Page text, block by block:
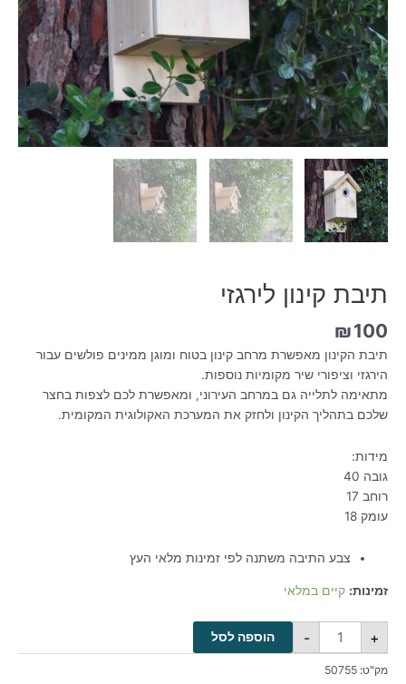
תיבת קינון לירגזי
₪100
תיבת הקינון מאפשרת מרחב קינון בטוח ומוגן ממינים פולשים עבור
הירגזי וציפורי שיר מקומיות נוספות.
מתאימה לתלייה גם במרחב העירוני, ומאפשרת לכם לצפות בחצר
שלכם בתהליך הקינון ולחזק את המערכת האקולוגית המקומית.
מידות:
גובה 40
רוחב 17
עומק 18
צבע התיבה משתנה לפי זמינות מלאי העץ
זמינות: קיים במלאי
- + הוספה לסל
מק"ט: 50755